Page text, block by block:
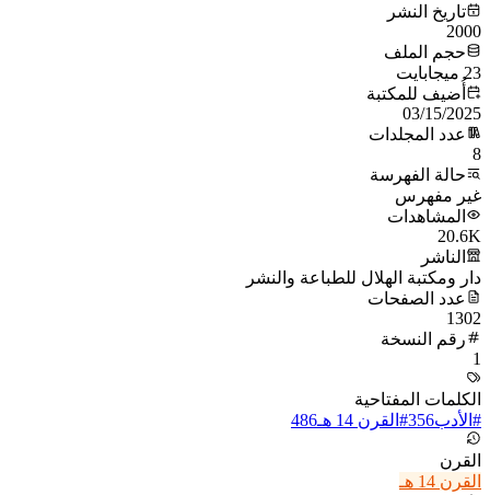
تاريخ النشر
2000
حجم الملف
23 ميجابايت
أُضيف للمكتبة
03/15/2025
عدد المجلدات
8
حالة الفهرسة
غير مفهرس
المشاهدات
20.6K
الناشر
دار ومكتبة الهلال للطباعة والنشر
عدد الصفحات
1302
رقم النسخة
1
الكلمات المفتاحية
# الأدب356
# القرن 14 هـ 486
القرن
القرن 14 هـ